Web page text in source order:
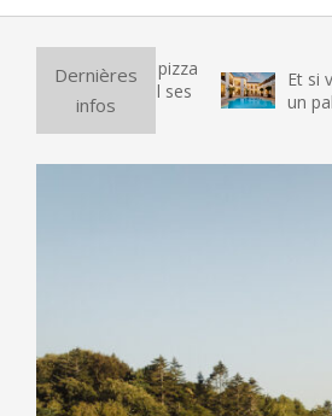
01-
Dernières
infos
le four à pizza
Et si vous
un palais ?